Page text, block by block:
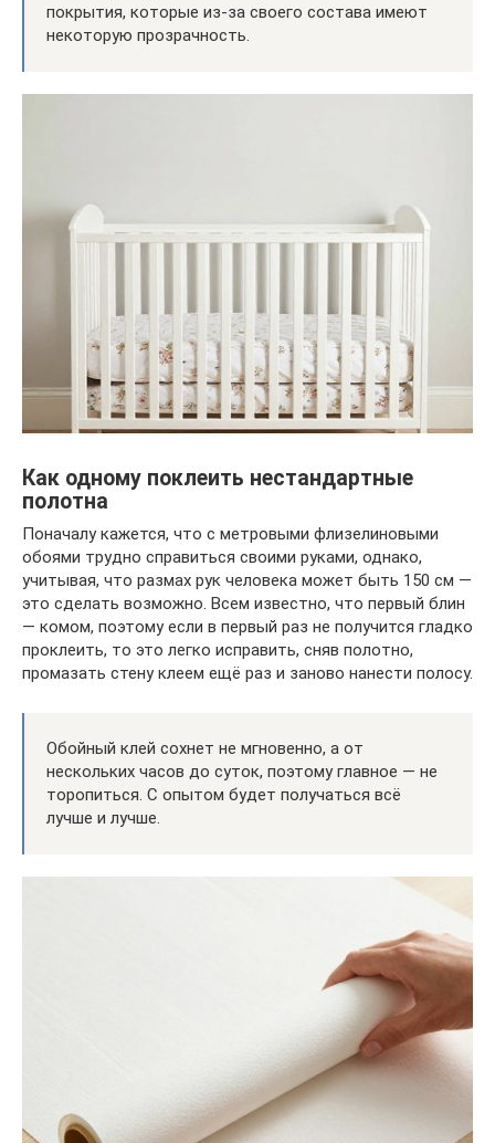
покрытия, которые из-за своего состава имеют
некоторую прозрачность.
Как одному поклеить нестандартные
полотна
Поначалу кажется, что с метровыми флизелиновыми
обоями трудно справиться своими руками, однако,
учитывая, что размах рук человека может быть 150 см —
это сделать возможно. Всем известно, что первый блин
— комом, поэтому если в первый раз не получится гладко
проклеить, то это легко исправить, сняв полотно,
промазать стену клеем ещё раз и заново нанести полосу.
Обойный клей сохнет не мгновенно, а от
нескольких часов до суток, поэтому главное — не
торопиться. C опытом будет получаться всё
лучше и лучше.